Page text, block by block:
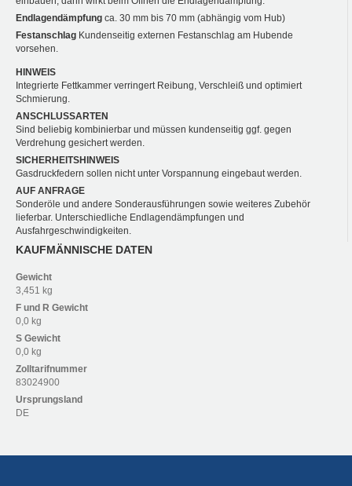
Endlagendämpfung ca. 30 mm bis 70 mm (abhängig vom Hub)
Festanschlag Kundenseitig externen Festanschlag am Hubende
vorsehen.
HINWEIS
Integrierte Fettkammer verringert Reibung, Verschleiß und optimiert
Schmierung.
ANSCHLUSSARTEN
Sind beliebig kombinierbar und müssen kundenseitig ggf. gegen
Verdrehung gesichert werden.
SICHERHEITSHINWEIS
Gasdruckfedern sollen nicht unter Vorspannung eingebaut werden.
AUF ANFRAGE
Sonderöle und andere Sonderausführungen sowie weiteres Zubehör
lieferbar. Unterschiedliche Endlagendämpfungen und
Ausfahrgeschwindigkeiten.
KAUFMÄNNISCHE DATEN
Gewicht
3,451 kg
F und R Gewicht
0,0 kg
S Gewicht
0,0 kg
Zolltarifnummer
83024900
Ursprungsland
DE